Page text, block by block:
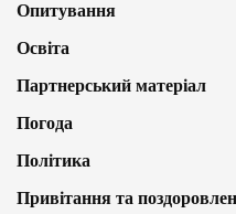
Опитування
Освіта
Партнерський матеріал
Погода
Політика
Привітання та